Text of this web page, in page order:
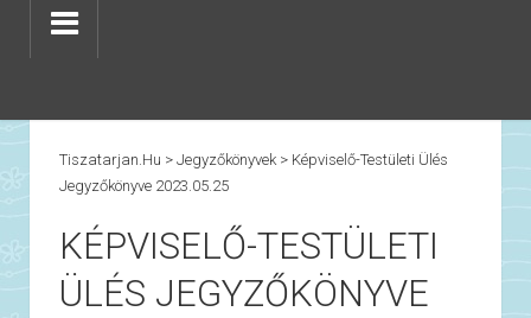
Tiszatarjan.hu > Jegyzőkönyvek> Képviselő-Testületi Ülés
Jegyzőkönyve 2023.05.25
KÉPVISELŐ-TESTÜLETI
ÜLÉS JEGYZŐKÖNYVE